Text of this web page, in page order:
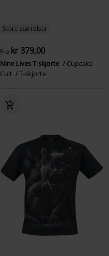
Store størrelser
Fra kr 379,00
Nine Lives T-skjorte
Cupcake
Cult
T-skjorte